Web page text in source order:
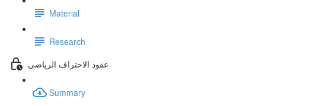
Material
Research
عقود الاحتراف الرياضي
Summary